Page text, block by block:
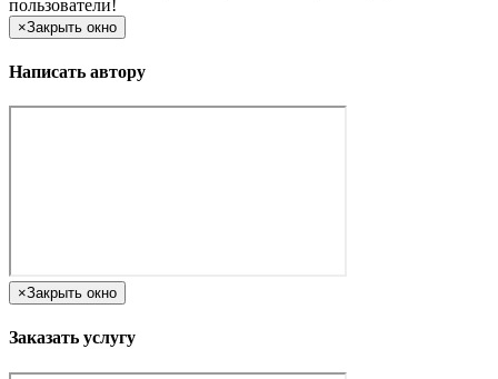
пользователи!
×Закрыть окно
Написать автору
×Закрыть окно
Заказать услугу